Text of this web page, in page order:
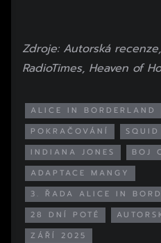
Zdroje: Autorská
RadioTimes, Heaven of
ALICE IN BORDERLAND
POKRAČOVÁNÍ
INDIANA JONES
BOJ
ADAPTACE MANGY
3. ŘADA ALICE IN
28 DNÍ POTÉ
ZÁŘÍ 2025